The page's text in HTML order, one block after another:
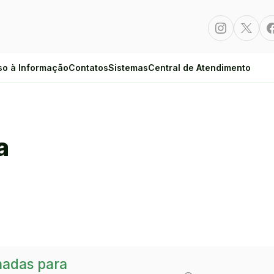
Instagram
à InformaçãoContatosSistemasCentral de Atendimento
para